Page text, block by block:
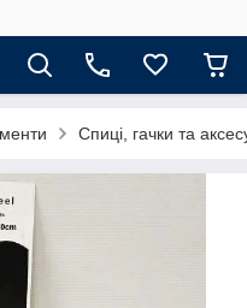
Спиці, гачки та